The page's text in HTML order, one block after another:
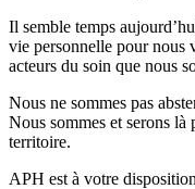
Il semble temps
vie personnelle pour nous
acteurs du soin que nous
Nous ne sommes pas
Nous sommes et serons
territoire.
APH est à votre